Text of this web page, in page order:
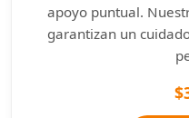
apoyo puntual.
garantizan un